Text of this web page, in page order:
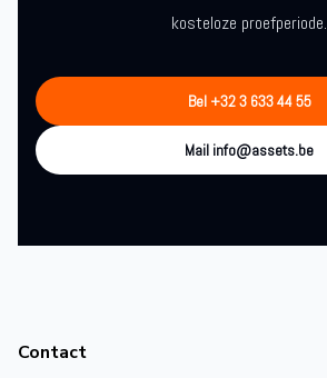
kosteloze proefperiode.
Bel +32 3 633 44 55
Mail info@assets.be
Contact